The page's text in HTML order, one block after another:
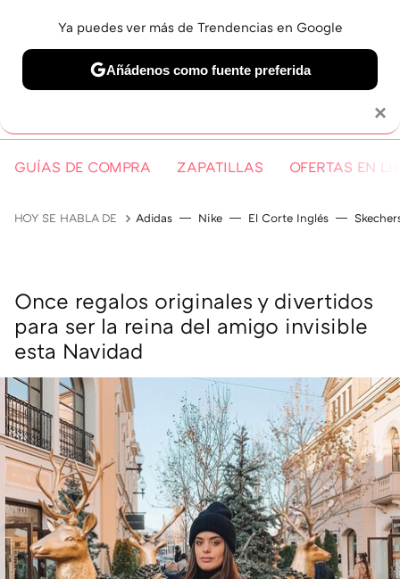
GUÍAS DE COMPRA ZAPATILLAS OFERTAS EN
HOY SE HABLA DE Adidas Nike El Corte Inglés
Once regalos originales y divertidos
para ser la reina del amigo invisible
esta Navidad
×
Ya puedes ver más de Trendencias en Google
Añádenos como fuente preferida